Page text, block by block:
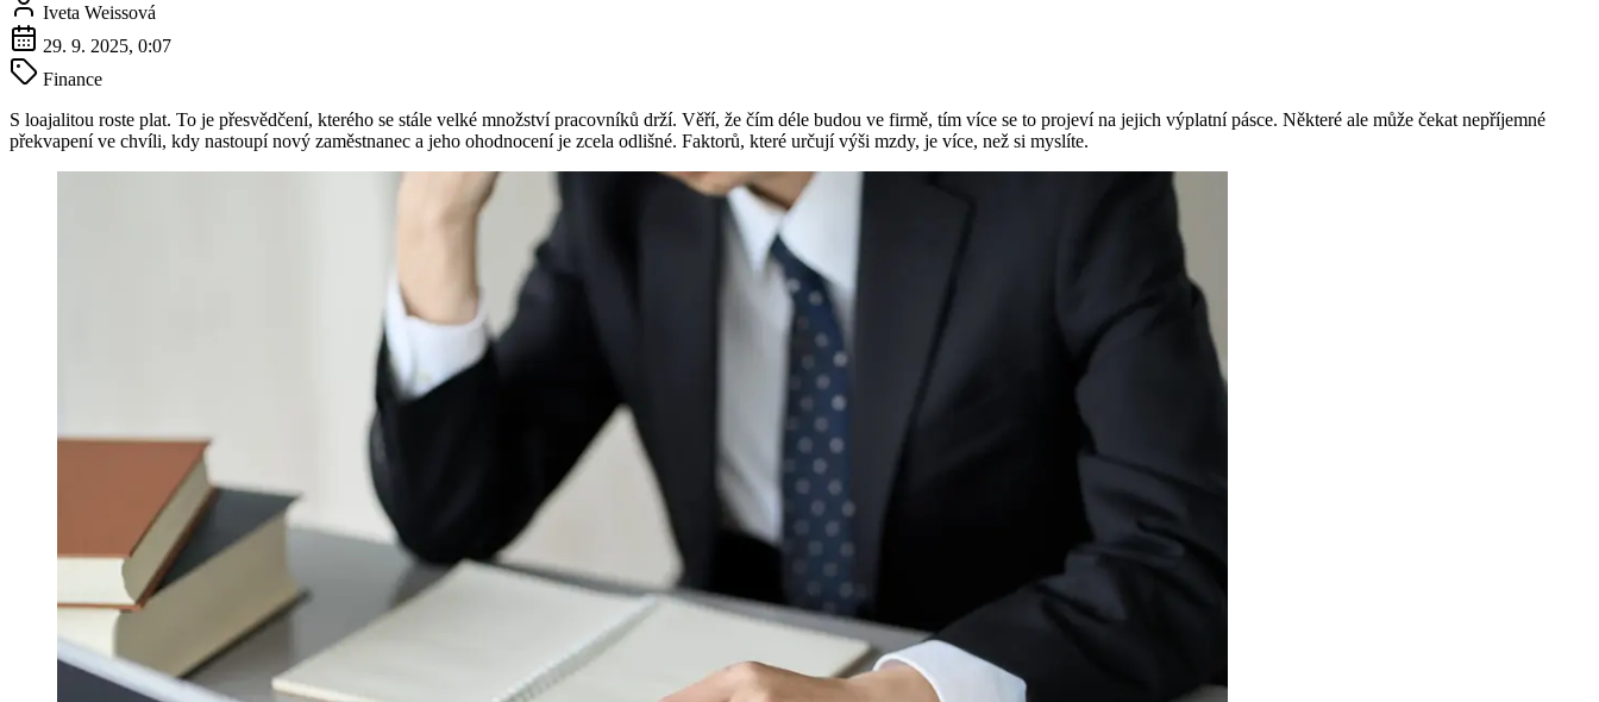
Iveta Weissová
29. 9. 2025, 0:07
Finance
S loajalitou roste plat. To je přesvědčení, kterého se stále velké množství pracovníků drží. Věří, že čím déle budou ve firmě, tím více se to projeví na jejich výplatní pásce. Některé ale může čekat nepříjemné
překvapení ve chvíli, kdy nastoupí nový zaměstnanec a jeho ohodnocení je zcela odlišné. Faktorů, které určují výši mzdy, je více, než si myslíte.